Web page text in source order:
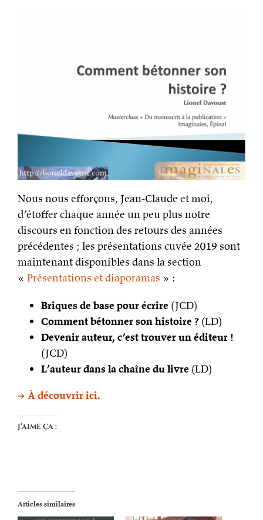
Nous nous efforçons, Jean-Claude et moi,
d’étoffer chaque année un peu plus notre
discours en fonction des retours des années
précédentes ; les présentations cuvée 2019 sont
maintenant disponibles dans la section
« Présentations et diaporamas » :
Briques de base pour écrire (JCD)
Comment bétonner son histoire ? (LD)
Devenir auteur, c’est trouver un éditeur !
(JCD)
L’auteur dans la chaîne du livre (LD)
→ À découvrir ici.
J’aime ça :
Articles similaires